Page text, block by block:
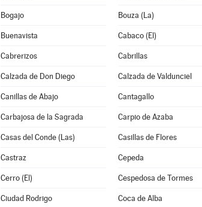
Bogajo Bouza (La)
Buenavista Cabaco (El)
Cabrerizos Cabrillas
Calzada de Don Diego Calzada de Valdunciel
Canillas de Abajo Cantagallo
Carbajosa de la Sagrada Carpio de Azaba
Casas del Conde (Las) Casillas de Flores
Castraz Cepeda
Cerro (El) Cespedosa de Tormes
Ciudad Rodrigo Coca de Alba